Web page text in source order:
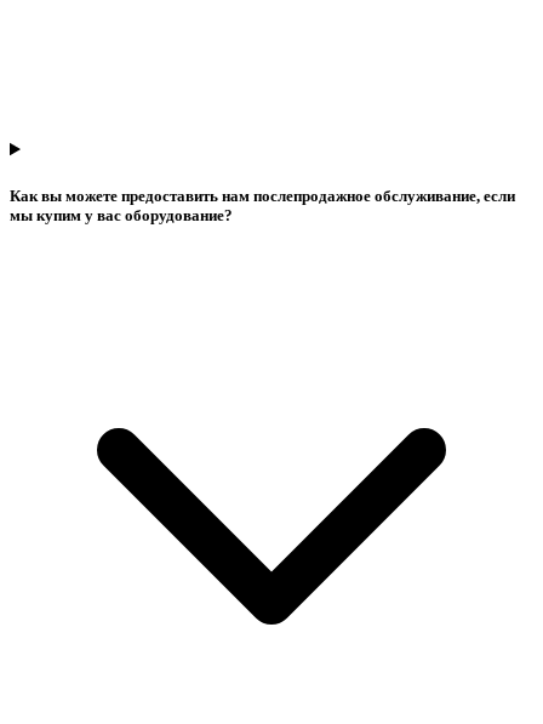
Как вы можете предоставить нам послепродажное обслуживание, если
мы купим у вас оборудование?